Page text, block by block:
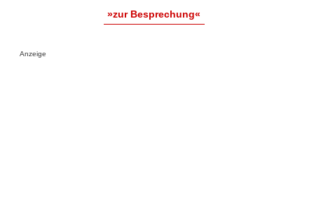
»zur Besprechung«
Anzeige